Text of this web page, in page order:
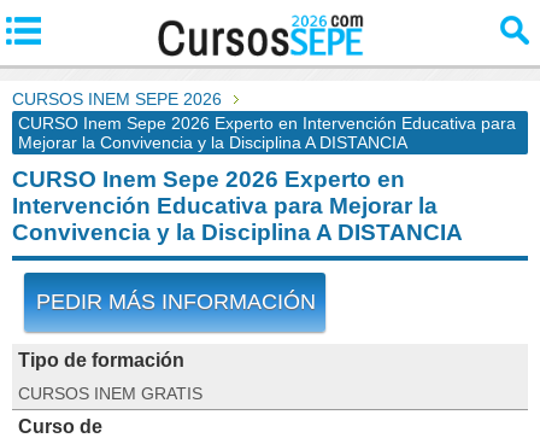
CURSOS INEM SEPE 2026
CURSO Inem Sepe 2026 Experto en Intervención Educativa para
Mejorar la Convivencia y la Disciplina A DISTANCIA
CURSO Inem Sepe 2026 Experto en
Intervención Educativa para Mejorar la
Convivencia y la Disciplina A DISTANCIA
PEDIR MÁS INFORMACIÓN
Tipo de formación
CURSOS INEM GRATIS
Curso de